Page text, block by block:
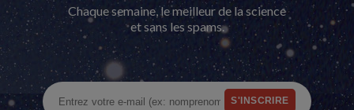
Chaque semaine, le meilleur de la science
et sans les spams.